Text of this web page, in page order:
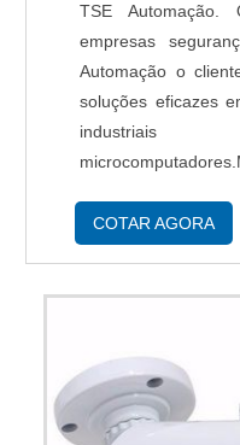
TSE
empresas
Automação o
soluções eficazes
Automação
COTAR AGORA